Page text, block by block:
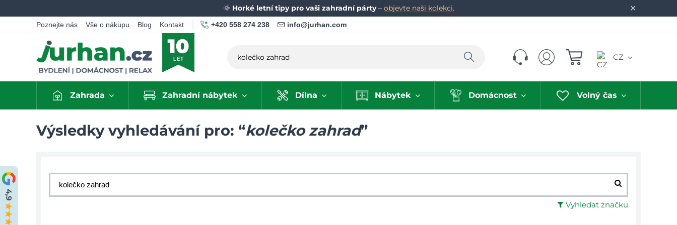
✕
🌞 Horké letní tipy pro vaši zahradní párty– objevte naši kolekci.
Poznejte nás Vše o nákupu Blog Kontakt +420 558 274 238 info@jurhan.com
Hledat CZ
Zahrada Zahradní nábytek Dílna Nábytek Domácnost Volný čas
Výsledky vyhledávání pro: “kolečko zahrad”
Vyhledat značku